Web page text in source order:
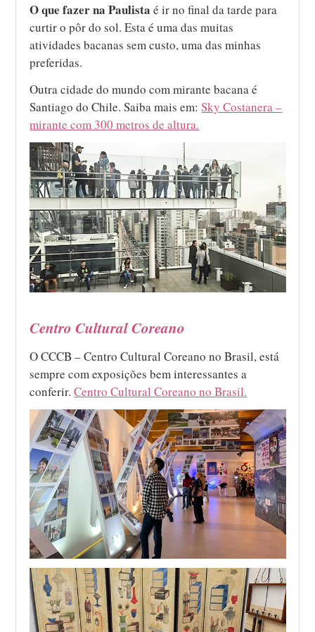
O que fazer na Paulista é ir no final da tarde para
curtir o pôr do sol. Esta é uma das muitas
atividades bacanas sem custo, uma das minhas
preferidas.
Outra cidade do mundo com mirante bacana é
Santiago do Chile. Saiba mais em:Sky Costanera –
mirante com 300 metros de altura.
Centro Cultural Coreano
O CCCB – Centro Cultural Coreano no Brasil, está
sempre com exposições bem interessantes a
conferir.Centro Cultural Coreano no Brasil.